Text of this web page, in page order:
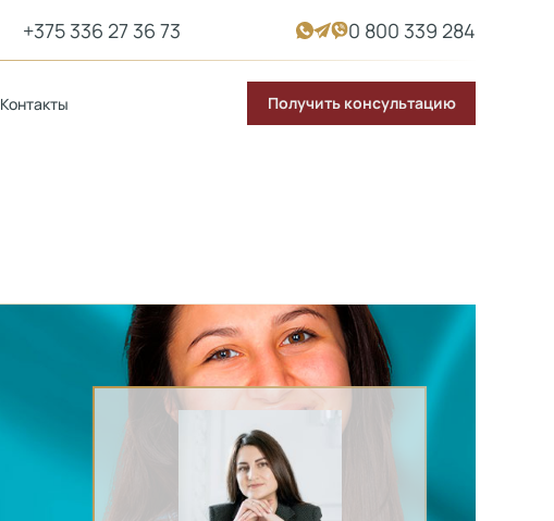
+375 336 27 36 73 0 800 339 284
Контакты Получить консультацию